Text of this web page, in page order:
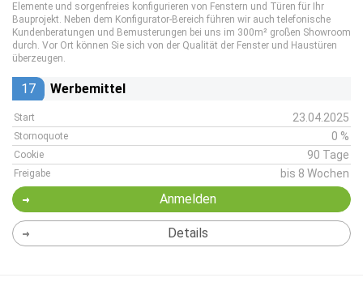
Elemente und sorgenfreies konfigurieren von Fenstern und Türen für Ihr
Bauprojekt. Neben dem Konfigurator-Bereich führen wir auch telefonische
Kundenberatungen und Bemusterungen bei uns im 300m² großen Showroom
durch. Vor Ort können Sie sich von der Qualität der Fenster und Haustüren
überzeugen.
17 Werbemittel
Start 23.04.2025
Stornoquote 0 %
Cookie 90 Tage
Freigabe bis 8 Wochen
Anmelden
Details